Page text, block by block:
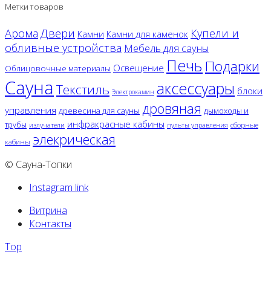
Метки товаров
Арома Двери Камни Камни для каменок Купели и
обливные устройства Мебель для сауны
Облицовочные материалы Освещение Печь Подарки
Сауна Текстиль Электрокамин аксессуары блоки
управления древесина для сауны дровяная дымоходы и
трубы излучатели инфракрасные кабины пульты управления сборные
кабины элекрическая
© Сауна-Топки
Instagram link
Витрина
Контакты
Top